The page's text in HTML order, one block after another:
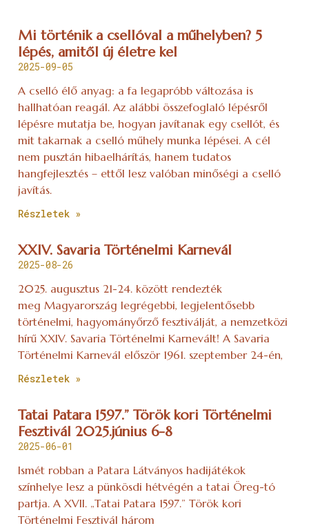
Mi történik a csellóval a műhelyben? 5
lépés, amitől új életre kel
2025-09-05
A cselló élő anyag: a fa legapróbb változása is
hallhatóan reagál. Az alábbi összefoglaló lépésről
lépésre mutatja be, hogyan javítanak egy csellót, és
mit takarnak a cselló műhely munka lépései. A cél
nem pusztán hibaelhárítás, hanem tudatos
hangfejlesztés – ettől lesz valóban minőségi a cselló
javítás.
Részletek »
XXIV. Savaria Történelmi Karnevál
2025-08-26
2025. augusztus 21-24. között rendezték
meg Magyarország legrégebbi, legjelentősebb
történelmi, hagyományőrző fesztiválját, a nemzetközi
hírű XXIV. Savaria Történelmi Karnevált! A Savaria
Történelmi Karnevál először 1961. szeptember 24-én,
Részletek »
Tatai Patara 1597.” Török kori Történelmi
Fesztivál 2025.június 6-8
2025-06-01
Ismét robban a Patara Látványos hadijátékok
színhelye lesz a pünkösdi hétvégén a tatai Öreg-tó
partja. A XVII. „Tatai Patara 1597.” Török kori
Történelmi Fesztivál három